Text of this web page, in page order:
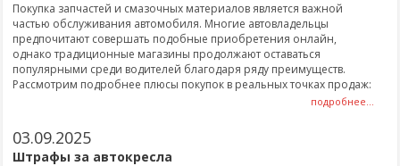
Покупка запчастей и смазочных материалов является важной
частью обслуживания автомобиля. Многие автовладельцы
предпочитают совершать подобные приобретения онлайн,
однако традиционные магазины продолжают оставаться
популярными среди водителей благодаря ряду преимуществ.
Рассмотрим подробнее плюсы покупок в реальных точках продаж:
подробнее...
03.09.2025
Штрафы за автокресла